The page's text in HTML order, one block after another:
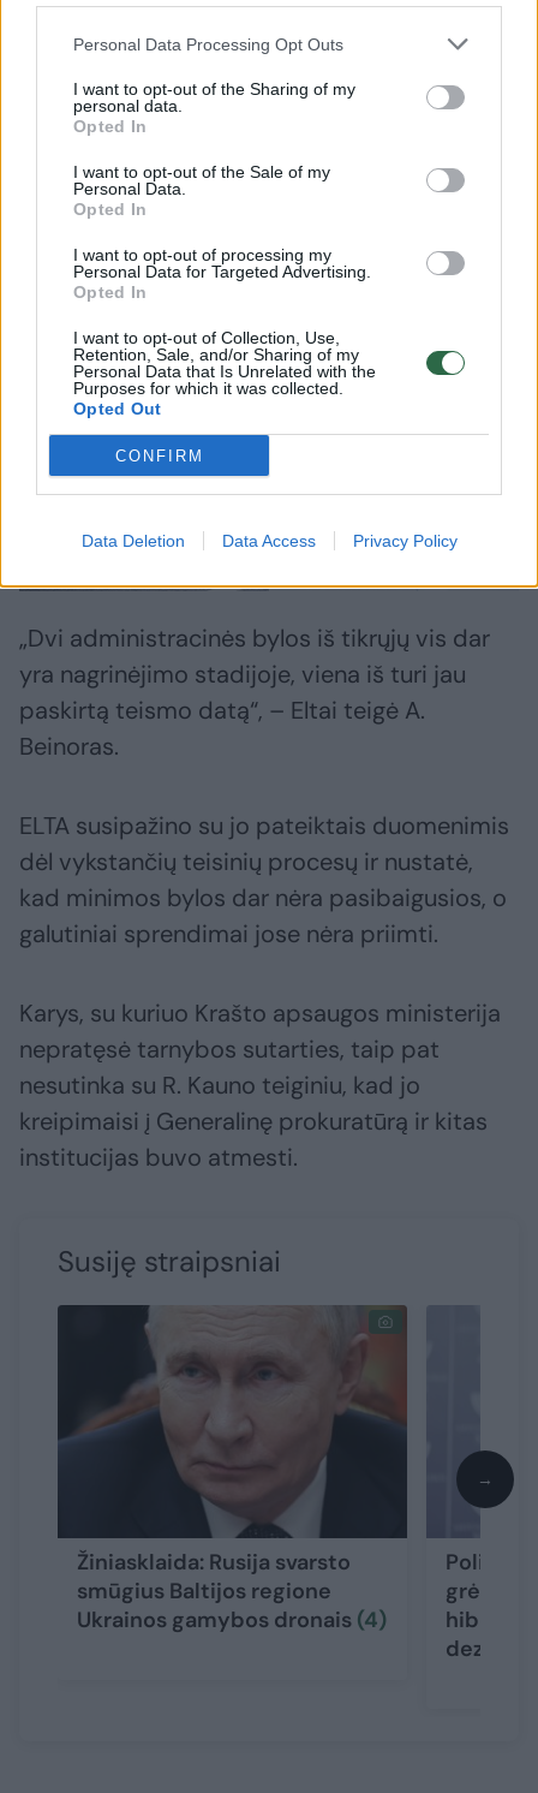
Personal Data Processing Opt Outs
I want to opt-out of the Sharing of my
personal data.
Opted In
I want to opt-out of the Sale of my
Personal Data.
Opted In
I want to opt-out of processing my
Personal Data for Targeted Advertising.
Opted In
I want to opt-out of Collection, Use,
Retention, Sale, and/or Sharing of my
Personal Data that Is Unrelated with the
Purposes for which it was collected.
Opted Out
CONFIRM
Data Deletion Data Access Privacy Policy
Buvęs kariuomenės Karo prievolės ir
komplektavimo tarnybos (KPKT)
direktoriaus pavaduotojas Audrius
Beinoras teigia, kad krašto apsaugos
teiginiai apie esą atmestus jo kreipimusis į
institucijas neatspindi visos situacijos.
Daugiau nuotraukų (1)
„Dvi administracinės bylos iš tikrųjų vis dar
yra nagrinėjimo stadijoje, viena iš turi jau
paskirtą teismo datą“, – Eltai teigė A.
Beinoras.
ELTA susipažino su jo pateiktais duomenimis
dėl vykstančių teisinių procesų ir nustatė,
kad minimos bylos dar nėra pasibaigusios, o
galutiniai sprendimai jose nėra priimti.
Karys, su kuriuo Krašto apsaugos ministerija
nepratęsė tarnybos sutarties, taip pat
nesutinka su R. Kauno teiginiu, kad jo
kreipimaisi į Generalinę prokuratūrą ir kitas
institucijas buvo atmesti.
Susiję straipsniai
Žiniasklaida: Rusija svarsto
smūgius Baltijos regione
Ukrainos gamybos dronais (4)
Politikai
grėsmę
→